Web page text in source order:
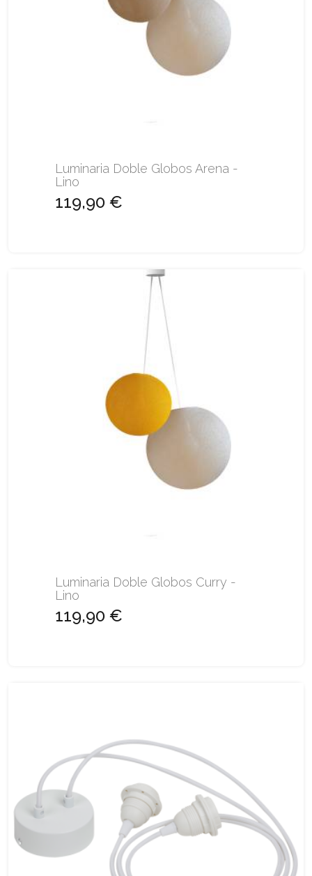
Luminaria Doble Globos Arena -
Lino
119,90 €
Luminaria Doble Globos Curry -
Lino
119,90 €